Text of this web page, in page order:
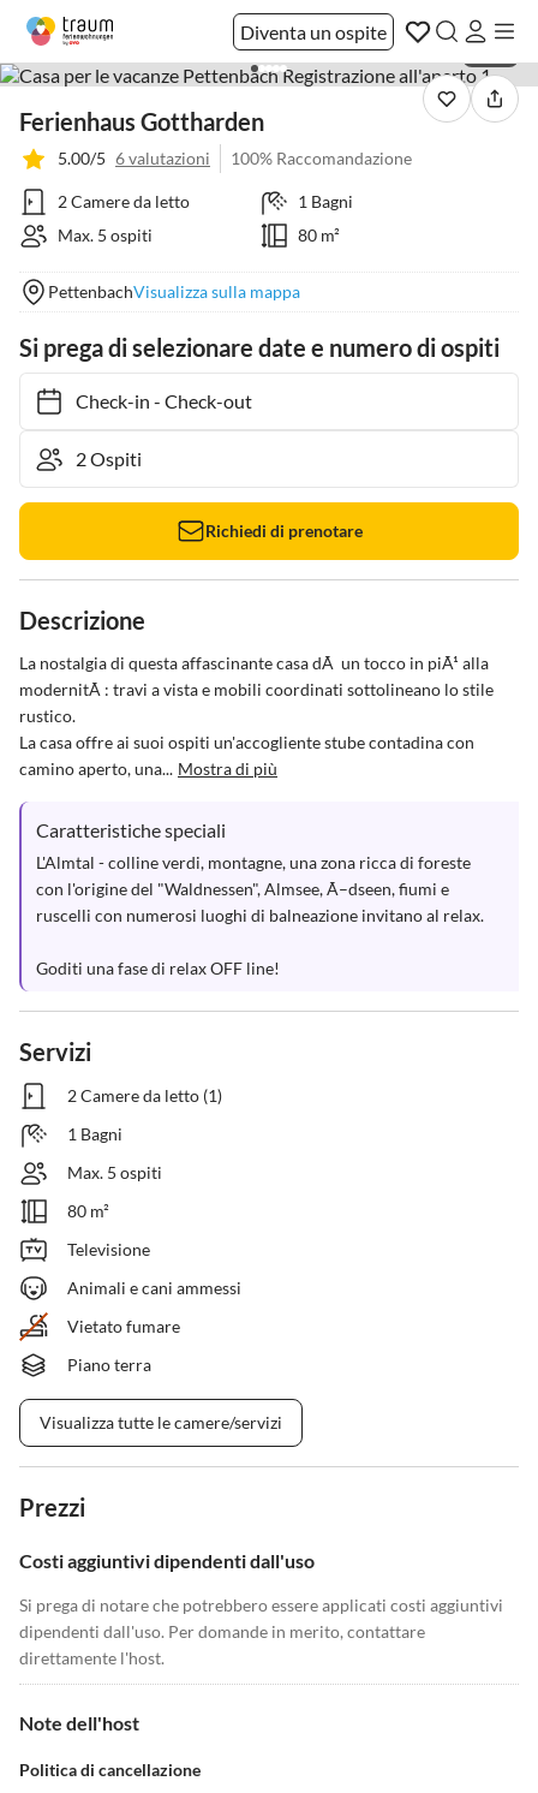
Diventa un ospite
Ferienhaus Gottharden
5.00/5 6 valutazioni 100% Raccomandazione
2 Camere da letto
1 Bagni
Max. 5 ospiti
80 m²
PettenbachVisualizza sulla mappa
Si prega di selezionare date e numero di ospiti
Check-in- Check-out
Richiedi di prenotare
Descrizione
La nostalgia di questa affascinante casa dÃ  un tocco in piÃ¹ alla
modernitÃ : travi a vista e mobili coordinati sottolineano lo stile
rustico.
La casa offre ai suoi ospiti un'accogliente stube contadina con
camino aperto, una... Mostra di più
Caratteristiche speciali
L'Almtal - colline verdi, montagne, una zona ricca di foreste
con l'origine del "Waldnessen", Almsee, Ã–dseen, fiumi e
ruscelli con numerosi luoghi di balneazione invitano al relax.
Goditi una fase di relax OFF line!
Servizi
2 Camere da letto (1)
1 Bagni
Max. 5 ospiti
80 m²
Televisione
Animali e cani ammessi
Vietato fumare
Piano terra
Visualizza tutte le camere/servizi
Prezzi
Costi aggiuntivi dipendenti dall'uso
Si prega di notare che potrebbero essere applicati costi aggiuntivi
dipendenti dall'uso. Per domande in merito, contattare
direttamente l'host.
Note dell'host
Politica di cancellazione